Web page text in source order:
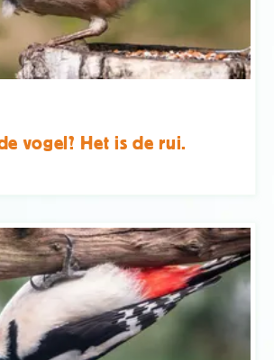
vogel? Het is de rui.